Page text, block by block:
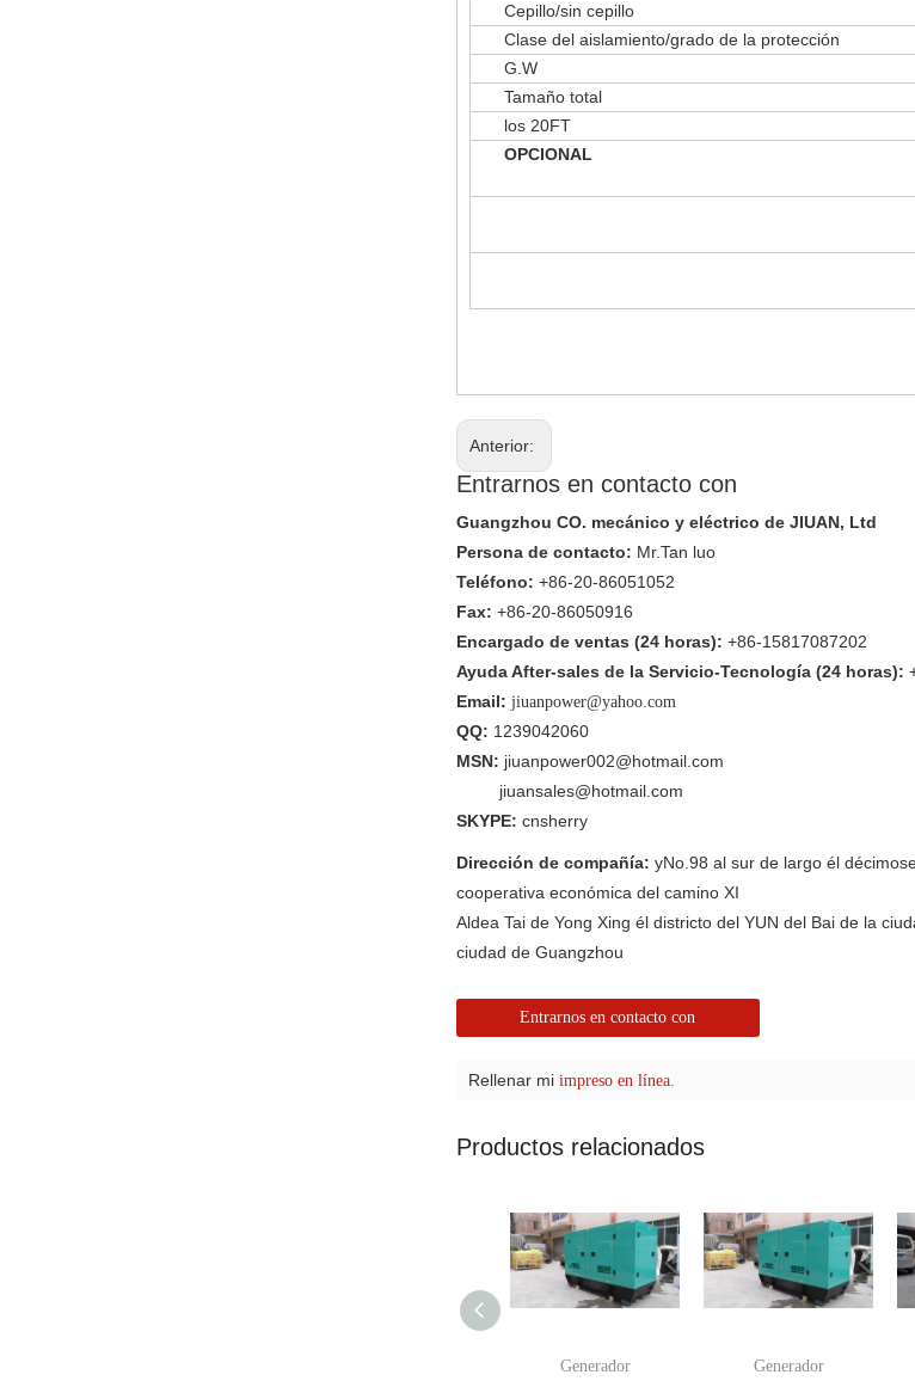
Cepillo/sin cepillo
Clase del aislamiento/grado de la protección
G.W
Tamaño total
los 20FT
OPCIONAL
Anterior:
Entrarnos en contacto con
Guangzhou CO. mecánico y eléctrico de JIUAN, Ltd
Persona de contacto: Mr.Tan luo
Teléfono: +86-20-86051052
Fax: +86-20-86050916
Encargado de ventas (24 horas): +86-15817087202
Ayuda After-sales de la Servicio-Tecnología (24 horas):
Email: jiuanpower@yahoo.com
QQ: 1239042060
MSN: jiuanpower002@hotmail.com
jiuansales@hotmail.com
SKYPE: cnsherry
Dirección de compañía: yNo.98 al sur de largo él
cooperativa económica del camino XI
Aldea Tai de Yong Xing él districto del YUN del Bai de la
ciudad de Guangzhou
Entrarnos en contacto con
Rellenar mi impreso en línea.
Productos relacionados
Generador Generador